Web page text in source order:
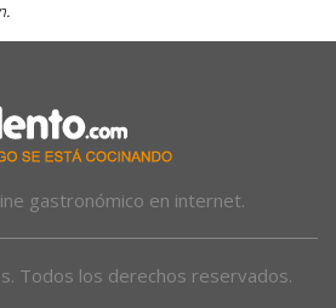
gastronómico en internet.
Todos los derechos reservados.